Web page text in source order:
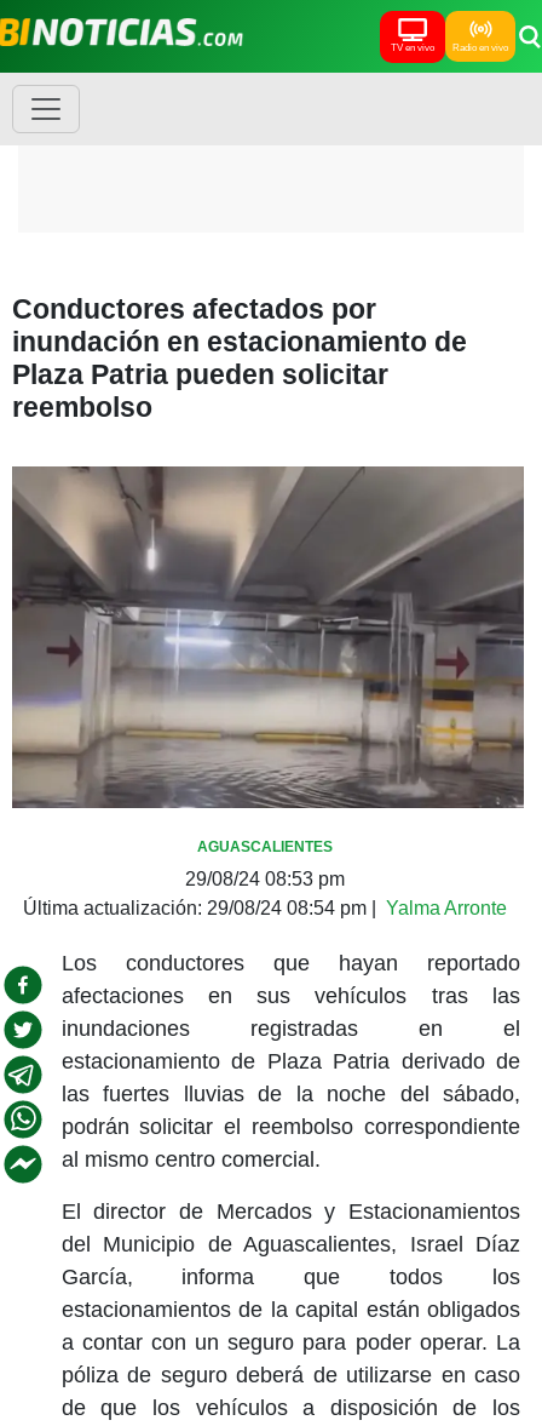
TV en vivo Radio en vivo
Conductores afectados por
inundación en estacionamiento de
Plaza Patria pueden solicitar
reembolso
AGUASCALIENTES
29/08/24 08:53 pm
Última actualización: 29/08/24 08:54 pm Yalma Arronte
Los conductores que hayan reportado
afectaciones en sus vehículos tras las
inundaciones registradas en el
estacionamiento de Plaza Patria derivado de
las fuertes lluvias de la noche del sábado,
podrán solicitar el reembolso correspondiente
al mismo centro comercial.
El director de Mercados y Estacionamientos
del Municipio de Aguascalientes, Israel Díaz
García, informa que todos los
estacionamientos de la capital están obligados
a contar con un seguro para poder operar. La
póliza de seguro deberá de utilizarse en caso
de que los vehículos a disposición de los